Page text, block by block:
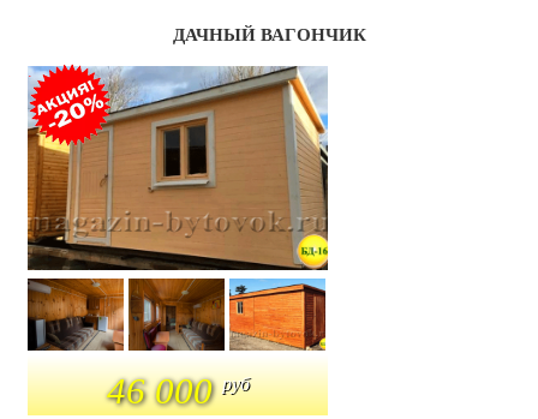
ДАЧНЫЙ ВАГОНЧИК
.
46 000руб